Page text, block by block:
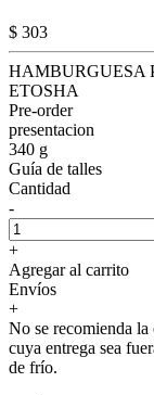
$ 303
HAMBURGUESA
ETOSHA
Pre-order
presentacion
340 g
Guía de talles
Cantidad
-
+
Agregar al carrito
Envíos
+
No se recomienda la
cuya entrega sea
de frío.